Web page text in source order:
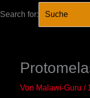
Search for:
Von Malawi-Guru /